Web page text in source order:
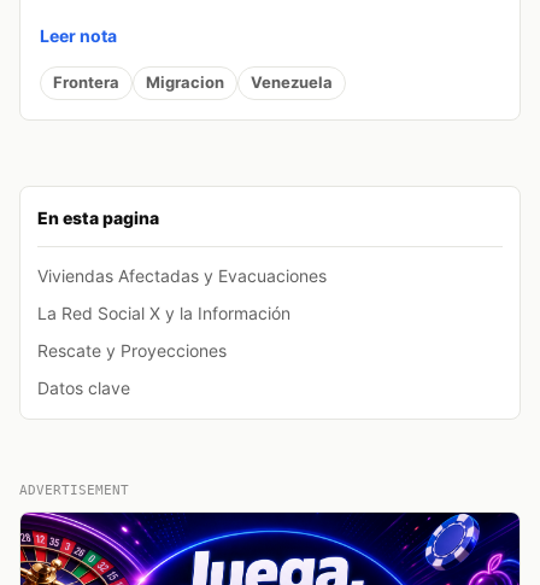
En esta pagina
Viviendas Afectadas y Evacuaciones
La Red Social X y la Información
Rescate y Proyecciones
Datos clave
Leer nota
Frontera Migracion Venezuela
ADVERTISEMENT